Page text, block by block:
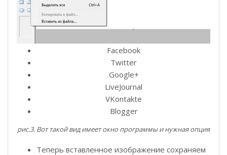
Facebook
Twitter
Google+
LiveJournal
VKontakte
Blogger
рис.3. Вот такой вид имеет окно программы и нужная опция
Теперь вставленное изображение сохраняем